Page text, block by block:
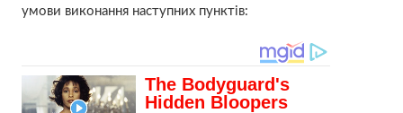
умови виконання наступних пунктів: